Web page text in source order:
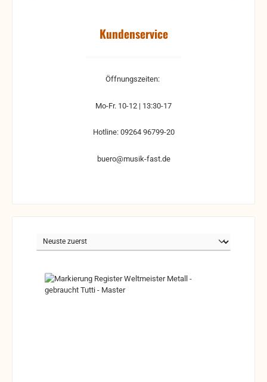
Kundenservice
Öffnungszeiten:
Mo-Fr. 10-12 | 13:30-17
Hotline: 09264 96799-20
buero@musik-fast.de